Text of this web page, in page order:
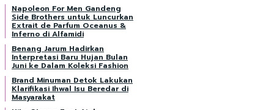
Napoleon For Men Gandeng
Side Brothers untuk Luncurkan
Extrait de Parfum Oceanus &
Inferno di Alfamidi
Benang Jarum Hadirkan
Interpretasi Baru Hujan Bulan
Juni ke Dalam Koleksi Fashion
Brand Minuman Detok Lakukan
Klarifikasi Ihwal Isu Beredar di
Masyarakat